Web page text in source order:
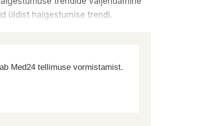
üldist haigestumise trendi.
Med24 tellimuse vormistamist.